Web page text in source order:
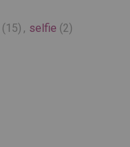
(15) , selfie (2)